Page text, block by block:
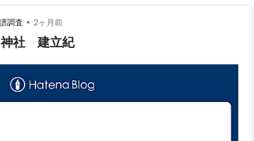
調査 • 2ヶ月前
神社 建立紀